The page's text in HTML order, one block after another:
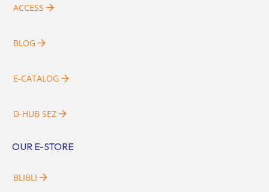
ACCESS
BLOG
E-CATALOG
D-HUB SEZ
OUR E-STORE
BLIBLI